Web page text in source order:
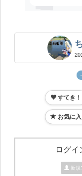
すてき！
お気に
ログイ
新規